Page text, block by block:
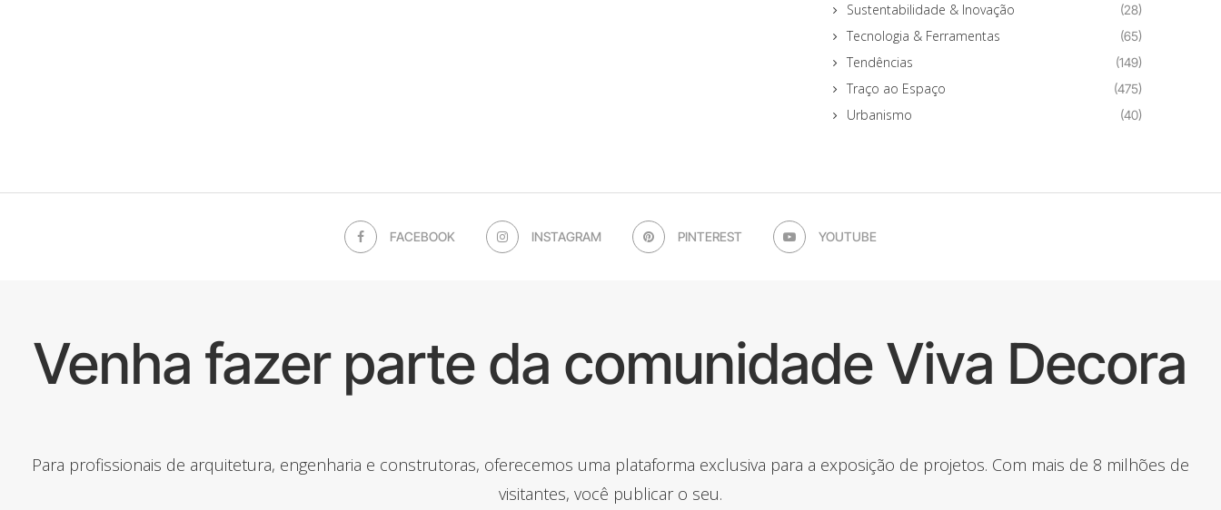
Sustentabilidade & Inovação (28)
Tecnologia & Ferramentas (65)
Tendências (149)
Traço ao Espaço (475)
Urbanismo (40)
FACEBOOK INSTAGRAM PINTEREST YOUTUBE
Venha fazer parte da comunidade Viva Decora
Para profissionais de arquitetura, engenharia e construtoras, oferecemos uma plataforma exclusiva para a exposição de projetos. Com mais de 8 milhões de
visitantes, você publicar o seu.